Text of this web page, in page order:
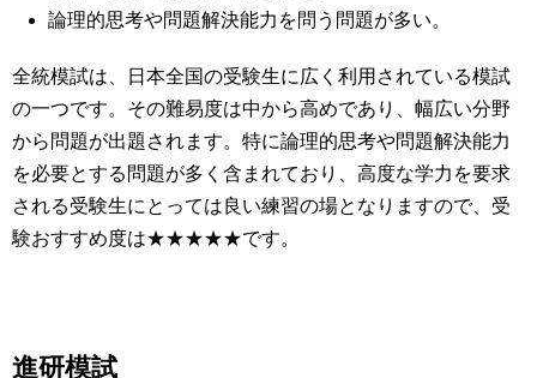
論理的思考や問題解決能力を問う問題が多い。
全統模試は、日本全国の受験生に広く利用されている模試
の一つです。その難易度は中から高めであり、幅広い分野
から問題が出題されます。特に論理的思考や問題解決能力
を必要とする問題が多く含まれており、高度な学力を要求
される受験生にとっては良い練習の場となりますので、受
験おすすめ度は★★★★★です。
進研模試